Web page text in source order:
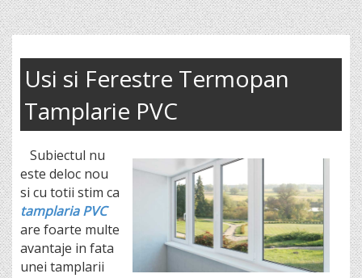
Usi si Ferestre Termopan
Tamplarie PVC
Subiectul nu
este deloc nou
si cu totii stim ca
tamplaria PVC
are foarte multe
avantaje in fata
unei tamplarii